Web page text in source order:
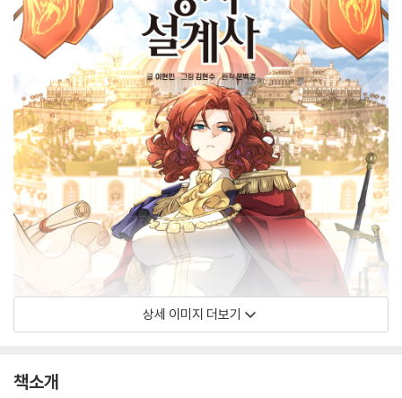
상세 이미지 더보기
책소개